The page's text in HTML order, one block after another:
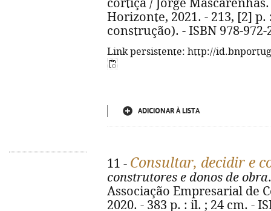
cortiça / Jorge
Horizonte, 2021. - 213, [2] p.
construção). - ISBN 978-972-
Link persistente: http://
ADICIONAR À LISTA
11 - Consultar, decidir e
construtores e donos de obra
Associação Empresarial de
2020. - 383 p. : il. ; 24 cm. -